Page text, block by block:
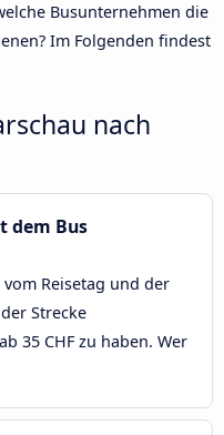
Busunternehmen die
Im Folgenden findest
nach
dem Bus
Reisetag und der
Strecke
35 CHF zu haben. Wer